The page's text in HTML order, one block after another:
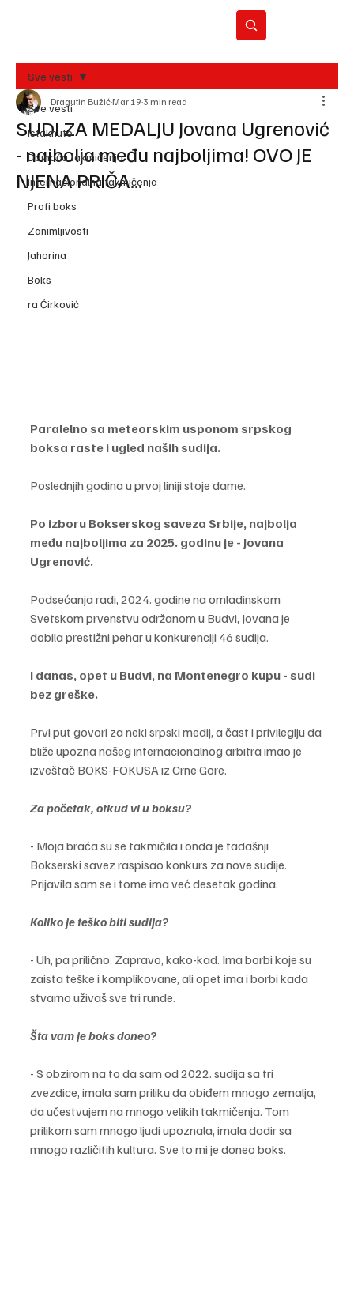
REC
Sve vesti
Istaknuto
Domaća takmičenja
Internacionalna takmičenja
Profi boks
Zanimljivosti
Jahorina
Boks
ra Ćirković
Sve vesti
SUDI ZA MEDALJU Jovana Ugrenović
- najbolja među najboljima! OVO JE
NJENA PRIČA...
Dragutin Bužić Mar 19 3 min read
Paralelno sa meteorskim usponom srpskog
boksa raste i ugled naših sudija.
Poslednjih godina u prvoj liniji stoje dame.
Po izboru Bokserskog saveza Srbije, najbolja
među najboljima za 2025. godinu je - Jovana
Ugrenović.
Podsećanja radi, 2024. godine na omladinskom
Svetskom prvenstvu održanom u Budvi, Jovana je
dobila prestižni pehar u konkurenciji 46 sudija.
I danas, opet u Budvi, na Montenegro kupu - sudi
bez greške.
Prvi put govori za neki srpski medij, a čast i privilegiju da
bliže upozna našeg internacionalnog arbitra imao je
izveštač BOKS-FOKUSA iz Crne Gore.
Za početak, otkud vi u boksu?
- Moja braća su se takmičila i onda je tadašnji
Bokserski savez raspisao konkurs za nove sudije.
Prijavila sam se i tome ima već desetak godina.
Koliko je teško biti sudija?
- Uh, pa prilično. Zapravo, kako-kad. Ima borbi koje su
zaista teške i komplikovane, ali opet ima i borbi kada
stvarno uživaš sve tri runde.
Šta vam je boks doneo?
- S obzirom na to da sam od 2022. sudija sa tri
zvezdice, imala sam priliku da obiđem mnogo zemalja,
da učestvujem na mnogo velikih takmičenja. Tom
prilikom sam mnogo ljudi upoznala, imala dodir sa
mnogo različitih kultura. Sve to mi je doneo boks.